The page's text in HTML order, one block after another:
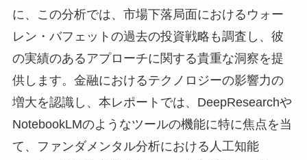
に、この分析では、市場下落局面におけるウォー
レン・バフェットの過去の投資戦略も調査し、彼
の実績のあるアプローチに関する貴重な洞察を提
供します。金融におけるテクノロジーの影響力の
増大を認識し、本レポートでは、DeepResearchや
NotebookLMのようなツールの機能に特に焦点を当
て、ファンダメンタル分析における人工知能